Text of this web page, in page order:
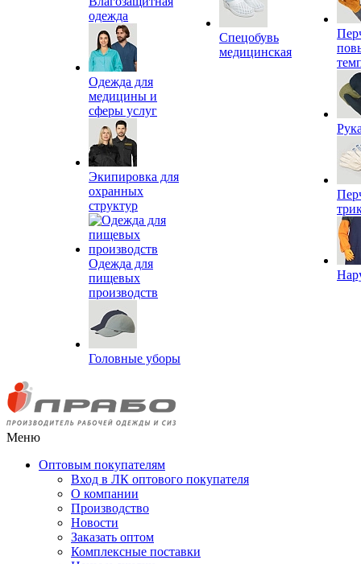
одежда
Одежда для
медицины и
сферы услуг
Экипировка для
охранных
структур
Одежда для
пищевых
производств
Головные уборы
Спецобувь
медицинская
Меню
Оптовым покупателям
Вход в ЛК оптового покупателя
О компании
Производство
Новости
Заказать оптом
Комплексные поставки